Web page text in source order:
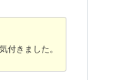
付きました。